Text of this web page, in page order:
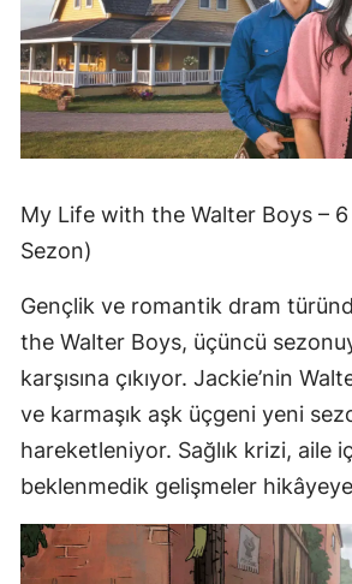
My Life with the Walter Boys –
Sezon)
Gençlik ve romantik dram
the Walter Boys, üçüncü
karşısına çıkıyor. Jackie’nin
ve karmaşık aşk üçgeni yeni
hareketleniyor. Sağlık krizi, aile
beklenmedik gelişmeler